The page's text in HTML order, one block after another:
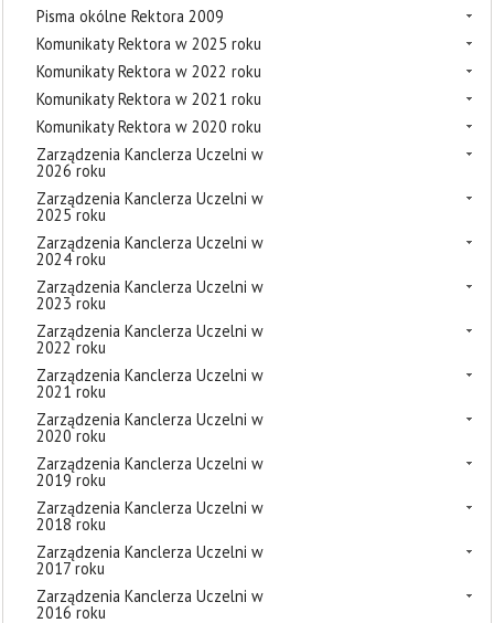
Pisma okólne Rektora 2009
Komunikaty Rektora w 2025 roku
Komunikaty Rektora w 2022 roku
Komunikaty Rektora w 2021 roku
Komunikaty Rektora w 2020 roku
Zarządzenia Kanclerza Uczelni w
2026 roku
Zarządzenia Kanclerza Uczelni w
2025 roku
Zarządzenia Kanclerza Uczelni w
2024 roku
Zarządzenia Kanclerza Uczelni w
2023 roku
Zarządzenia Kanclerza Uczelni w
2022 roku
Zarządzenia Kanclerza Uczelni w
2021 roku
Zarządzenia Kanclerza Uczelni w
2020 roku
Zarządzenia Kanclerza Uczelni w
2019 roku
Zarządzenia Kanclerza Uczelni w
2018 roku
Zarządzenia Kanclerza Uczelni w
2017 roku
Zarządzenia Kanclerza Uczelni w
2016 roku